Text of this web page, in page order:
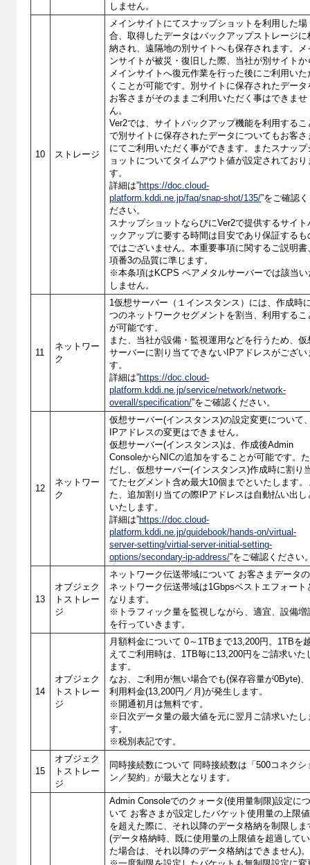
しません。
10 ストレージ
メインサイトにてスナップショットを利用した場
合、取得したデータはバックアップストレージに
納され、遠隔地の別サイトへも保存されます。メ
ンサイトが被災・復旧した際、当社が別サイトか
メインサイトへ復元作業を行った後にご利用いた
くことが可能です。別サイトに保存されたデータ
お客さまがそのままご利用いただく事はできませ
ん。
Ver2では、サイトバックアップ機能を利用するこ
で別サイトに保存されたデータについてもお客さ
にてご利用いただく事ができます。またスナップ
ョットについてタイムアウト値が設定されており
す。
詳細は”https://doc.cloud-
platform.kddi.ne.jp/faq/snap-shot/135/”をご確認く
ださい。
スナップショットならびにVer2で提供するサイト
ックアップに要する時間は目安であり保証するも
ではございません。本重要事項に関するご説明書
項番3の品質に準じます。
※本条項はKCPS ベアメタルサーバーでは該当い
しません。
11
ネットワー
ク
1仮想サーバー（１インスタンス）には、作成時
つのネットワークセグメントを割当、利用するこ
が可能です。
また、当社が設備・監視運用などを行うため、仮
サーバーに割り当てできないIPアドレスがござい
す。
詳細は”https://doc.cloud-
platform.kddi.ne.jp/service/network/network-
overall/specification/”をご確認ください。
12
ネットワー
ク
仮想サーバー(インスタンス)の設定変更について
IPアドレスの変更はできません。
仮想サーバー(インスタンス)は、作成後Admin
ConsoleからNICの追加をすることが可能です。た
だし、仮想サーバー(インスタンス)作成時に割り
てたセグメント含め最大10個までといたします。
た、追加割り当ての際IPアドレスは自動払い出し
いたします。
詳細は”https://doc.cloud-
platform.kddi.ne.jp/guidebook/hands-on/virtual-
server-setting/virtial-server-initial-setting-
options/secondary-ip-address/”をご確認ください
13
オブジェク
トストレー
ジ
ネットワーク伝送帯域について お客さまデータの
ネットワーク伝送帯域は1Gbpsベストエフォート
なります。
※トラフィック量を監視しながら、適宜、設備増
を行っていきます。
14
オブジェク
トストレー
ジ
月額料金について 0～1TBまで13,200円。1TBを
えてご利用時は、1TB毎に13,200円をご請求いた
ます。
なお、ご利用が無い場合でも(保存容量が0Byte)、
利用料金(13,200円／月)が発生します。
※開通初月は無料です。
※日次データ量の最大値を元に翌月ご請求いたし
す。
※税別表記です。
15
オブジェク
トストレー
ジ
同時接続数について 同時接続数は「500コネクシ
ン／契約」が最大となります。
Admin Consoleでのクォータ(使用量制限)設定に
いて お客さまが設定したバケット使用量の上限値
を超えた際に、それ以降のデータ格納を制限しま
(データ格納時、既に使用量の上限値を超過してい
た場合は、それ以降のデータ格納はできません)。